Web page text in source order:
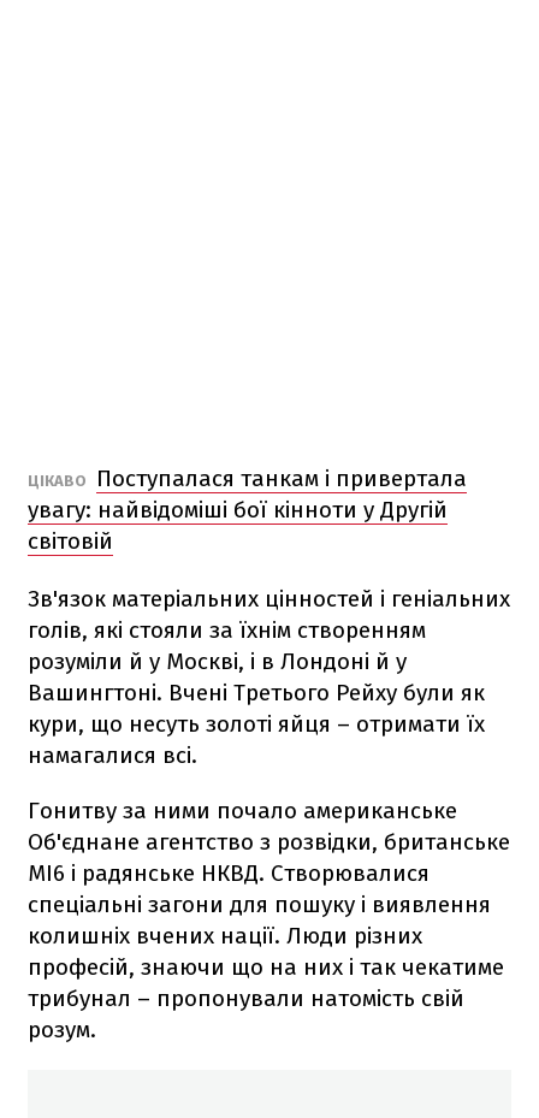
ЦІКАВО
Поступалася танкам і привертала
увагу: найвідоміші бої кінноти у Другій
світовій
Зв'язок матеріальних цінностей і геніальних
голів, які стояли за їхнім створенням
розуміли й у Москві, і в Лондоні й у
Вашингтоні. Вчені Третього Рейху були як
кури, що несуть золоті яйця – отримати їх
намагалися всі.
Гонитву за ними почало американське
Об'єднане агентство з розвідки, британське
МІ6 і радянське НКВД. Створювалися
спеціальні загони для пошуку і виявлення
колишніх вчених нації. Люди різних
професій, знаючи що на них і так чекатиме
трибунал – пропонували натомість свій
розум.